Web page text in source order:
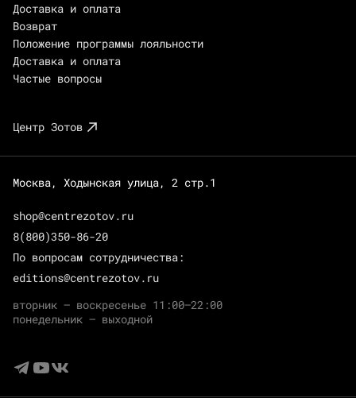
Доставка и оплата
Возврат
Положение программы лояльности
Доставка и оплата
Частые вопросы
Центр Зотов
Москва, Ходынская улица, 2 стр.1
shop@centrezotov.ru
8(800)350-86-20
По вопросам сотрудничества:
editions@centrezotov.ru
вторник — воскресенье 11:00–22:00
понедельник — выходной